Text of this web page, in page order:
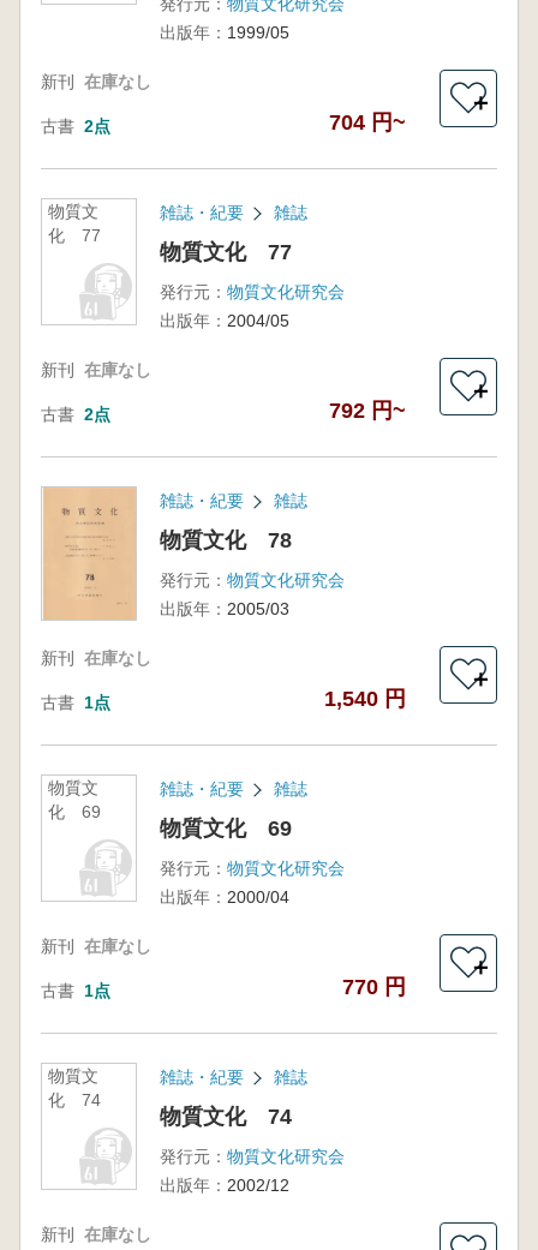
出版年： 1999/05
新刊 在庫なし
古書 2点 704 円~
＋
物質文
化 77
雑誌・紀要 雑誌
物質文化 77
発行元： 物質文化研究会
出版年： 2004/05
新刊 在庫なし
古書 2点 792 円~
＋
雑誌・紀要 雑誌
物質文化 78
発行元： 物質文化研究会
出版年： 2005/03
新刊 在庫なし
古書 1点 1,540 円
＋
物質文
化 69
雑誌・紀要 雑誌
物質文化 69
発行元： 物質文化研究会
出版年： 2000/04
新刊 在庫なし
古書 1点 770 円
＋
物質文
化 74
雑誌・紀要 雑誌
物質文化 74
発行元： 物質文化研究会
出版年： 2002/12
新刊 在庫なし